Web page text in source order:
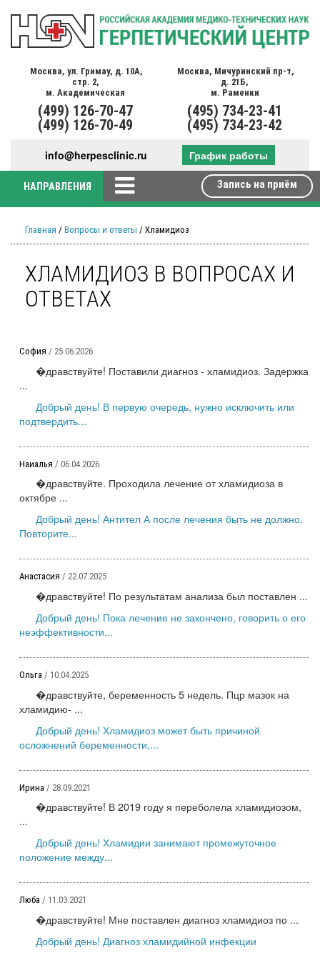
Москва, ул. Гримау, д. 10А,
стр. 2,
м. Академическая
(499) 126-70-47
(499) 126-70-49
Москва, Мичуринский пр-т,
д. 21Б,
м. Раменки
(495) 734-23-41
(495) 734-23-42
info@herpesclinic.ru График работы
НАПРАВЛЕНИЯ Запись на приём
Главная / Вопросы и ответы / Хламидиоз
ХЛАМИДИОЗ В ВОПРОСАХ И
ОТВЕТАХ
София / 25.06.2026
�дравствуйте! Поставили диагноз - хламидиоз. Задержка
...
Добрый день! В первую очередь, нужно исключить или
подтвердить...
Наиалья / 06.04.2026
�дравствуйте. Проходила лечение от хламидиоза в
октябре ...
Добрый день! Антител А после лечения быть не должно.
Повторите...
Анастасия / 22.07.2025
�дравствуйте! По результатам анализа был поставлен ...
Добрый день! Пока лечение не закончено, говорить о его
неэффективности...
Ольга / 10.04.2025
�дравствуйте, беременность 5 недель. Пцр мазок на
хламидию- ...
Добрый день! Хламидиоз может быть причиной
осложнений беременности,...
Ирина / 28.09.2021
�дравствуйте! В 2019 году я переболела хламидиозом,
...
Добрый день! Хламидии занимают промежуточное
положение между...
Люба / 11.03.2021
�дравствуйте! Мне поставлен диагноз хламидиоз по ...
Добрый день! Диагноз хламидийной инфекции